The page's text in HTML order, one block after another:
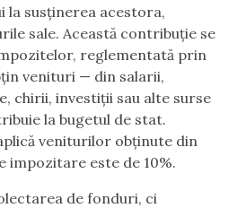
la susținerea acestora,
sale. Această contribuție se
reglementată prin
venituri — din salarii,
chirii, investiții sau alte surse
la bugetul de stat.
veniturilor obținute din
impozitare este de 10%.
de fonduri, ci